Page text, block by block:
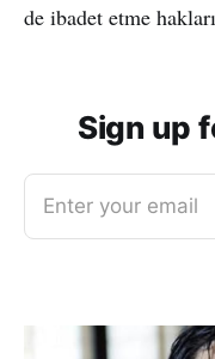
de ibadet etme
Sign up
Enter your email